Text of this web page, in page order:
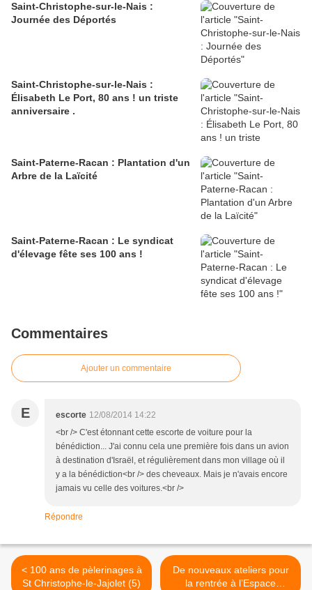
Saint-Christophe-sur-le-Nais :
Journée des Déportés
Saint-Christophe-sur-le-Nais :
Élisabeth Le Port, 80 ans ! un triste
anniversaire .
Saint-Paterne-Racan : Plantation d'un
Arbre de la Laïcité
Saint-Paterne-Racan : Le syndicat
d'élevage fête ses 100 ans !
Commentaires
Ajouter un commentaire
E escorte 12/08/2014 14:22
<br /> C'est étonnant cette escorte de voiture pour la
bénédiction... J'ai connu cela une première fois dans un avion
à destination d'Israël, et régulièrement dans mon village où il
y a la bénédiction<br /> des cheveaux. Mais je n'avais encore
jamais vu celle des voitures.<br />
Répondre
< 100 ans de pèlerinages à
St Christophe-le-Jajolet (5)
De nouveaux ateliers pour
la rentrée à l’Espace